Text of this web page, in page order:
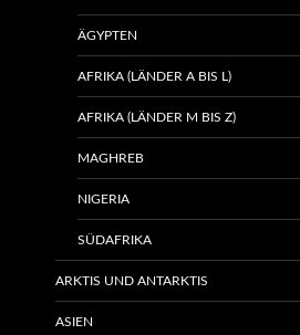
ÄGYPTEN
AFRIKA (LÄNDER A BIS L)
AFRIKA (LÄNDER M BIS Z)
MAGHREB
NIGERIA
SÜDAFRIKA
ARKTIS UND ANTARKTIS
ASIEN